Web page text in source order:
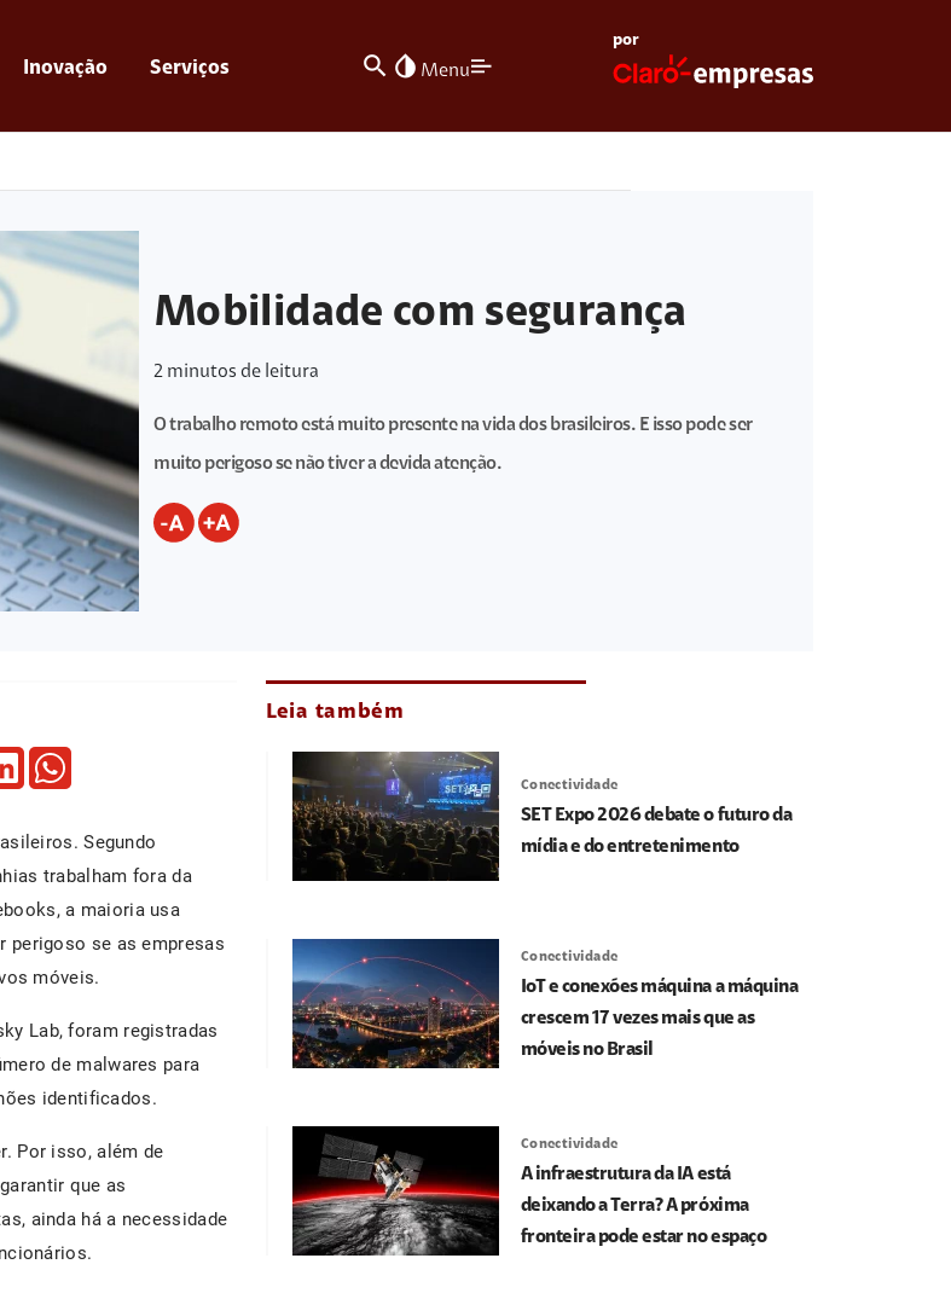
Inovação Serviços search invert_colors Menu
por
Mobilidade com segurança
2 minutos de leitura
O trabalho remoto está muito presente na vida dos brasileiros. E isso pode ser
muito perigoso se não tiver a devida atenção.
Segundo
trabalham fora da
a maioria usa
perigoso se as empresas
móveis.
Lab, foram registradas
de malwares para
identificados.
Por isso, além de
que as
ainda há a necessidade
Leia também
Conectividade
SET Expo 2026 debate o futuro da
mídia e do entretenimento
Conectividade
IoT e conexões máquina a máquina
crescem 17 vezes mais que as
móveis no Brasil
Conectividade
A infraestrutura da IA está
deixando a Terra? A próxima
fronteira pode estar no espaço